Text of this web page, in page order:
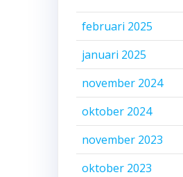
februari 2025
januari 2025
november 2024
oktober 2024
november 2023
oktober 2023